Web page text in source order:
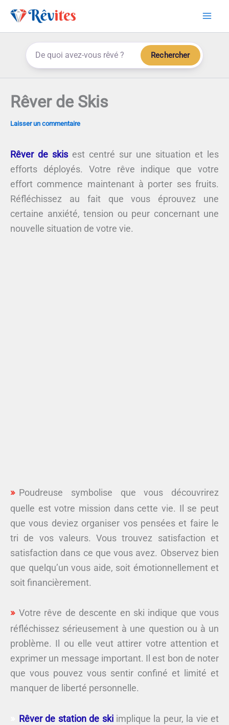
Aller
Rechercher
Rêver de Skis
Laisser un commentaire
Rêver de skisest centré sur une situation et les
efforts déployés. Votre rêve indique que votre
effort commence maintenant à porter ses fruits.
Réfléchissez au fait que vous éprouvez une
certaine anxiété, tension ou peur concernant une
nouvelle situation de votre vie.
Poudreuse symbolise que vous découvrirez
quelle est votre mission dans cette vie. Il se peut
que vous deviez organiser vos pensées et faire le
tri de vos valeurs. Vous trouvez satisfaction et
satisfaction dans ce que vous avez. Observez bien
que quelqu’un vous aide, soit émotionnellement et
soit financièrement.
Votre rêve de descente en ski indique que vous
réfléchissez sérieusement à une question ou à un
problème. Il ou elle veut attirer votre attention et
exprimer un message important. Il est bon de noter
que vous pouvez vous sentir confiné et limité et
manquer de liberté personnelle.
Rêver de station de skiimplique la peur, la vie et